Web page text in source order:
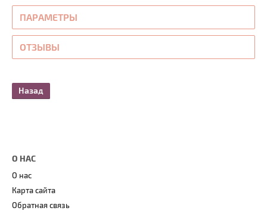
ПАРАМЕТРЫ
ОТЗЫВЫ
Назад
О НАС
О нас
Карта сайта
Обратная связь